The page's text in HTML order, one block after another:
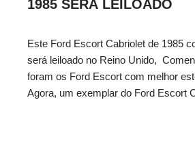
1985 SERÁ LEILOADO
Este Ford Escort Cabriolet de 1985
será leiloado no Reino Unido,
foram os Ford Escort com melhor
Agora, um exemplar do Ford Escort